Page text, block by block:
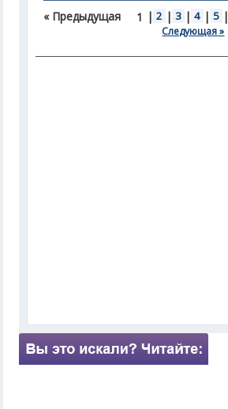
« Предыдущая 1 | 2 | 3 | 4 | 5 |
Следующая »